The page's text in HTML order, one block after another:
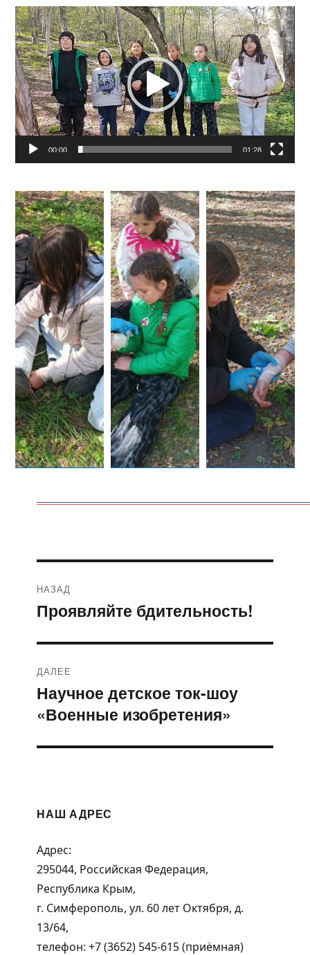
Видеоплеер
00:00 01:28
по
НАЗАД
Предыдущая
Проявляйте бдительность!
ДАЛЕЕ
Следующая
запись:
Научное детское ток-шоу
«Военные изобретения»
НАШ АДРЕС
Адрес:
295044, Российская Федерация,
Республика Крым,
г. Симферополь, ул. 60 лет Октября, д.
13/64,
телефон: +7 (3652) 545-615 (приёмная)